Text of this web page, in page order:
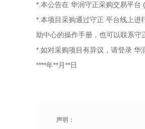
*.本公告在 华润守正采购交易平台 (
*.本项目采购通过守正 平台线上进
助中心的操作手册，也可以联系守
*.如对采购项目有异议，请登录 华
****年**月**日
声明：